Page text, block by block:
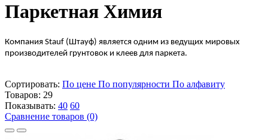
Паркетная Химия
Компания Stauf (Штауф) является одним из ведущих мировых
производителей грунтовок и клеев для паркета.
Сортировать: По цене По популярности По алфавиту
Товаров: 29
Показывать: 40 60
Сравнение товаров (0)